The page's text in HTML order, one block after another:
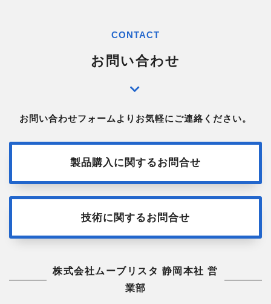
CONTACT
お問い合わせ
お問い合わせフォームよりお気軽にご連絡ください。
製品購入に関するお問合せ
技術に関するお問合せ
株式会社ムーブリスタ 静岡本社 営
業部